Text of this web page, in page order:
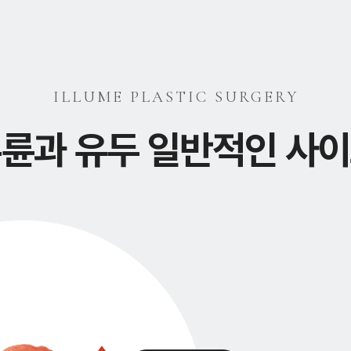
ILLUME PLASTIC SURGERY
과 유두 일반적인 사